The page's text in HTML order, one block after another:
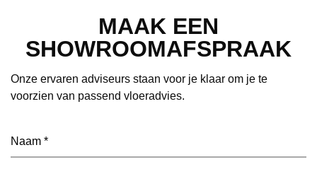
MAAK EEN
SHOWROOMAFSPRAAK
Onze ervaren adviseurs staan voor je klaar om je te
voorzien van passend vloeradvies.